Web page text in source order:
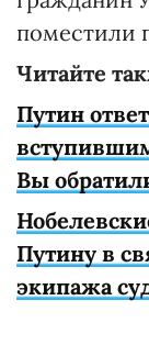
поместили
Читайте
Путин
Вы
Путину в
экипажа